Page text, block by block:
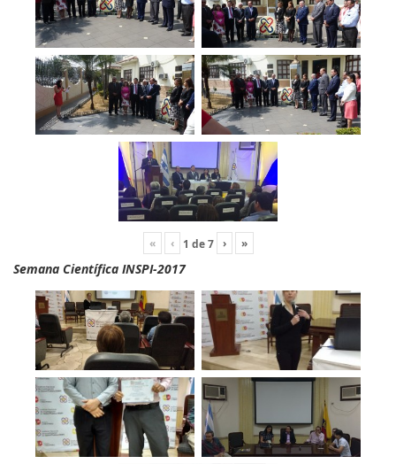
« ‹ 1 de7 › »
Semana Científica INSPI-2017